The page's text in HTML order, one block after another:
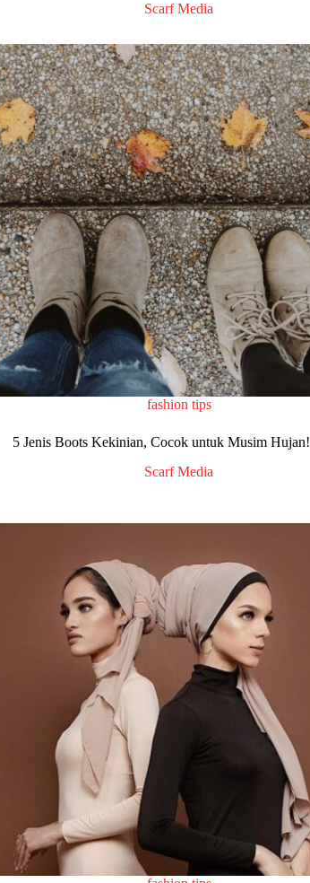
Scarf Media
fashion tips
5 Jenis Boots Kekinian, Cocok untuk Musim Hujan!
Scarf Media